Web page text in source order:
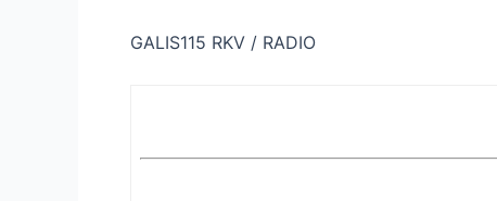
GALIS115 RKV / RADIO